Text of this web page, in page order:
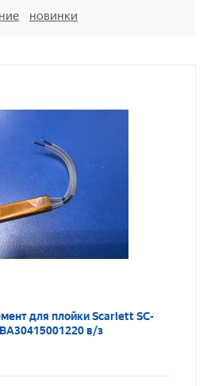
новинки
для плойки Scarlett SC-
в/з